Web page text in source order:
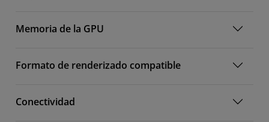
Memoria de la GPU
Formato de renderizado compatible
Conectividad